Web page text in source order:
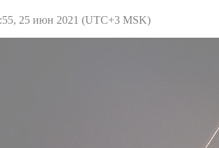
25 июн 2021 (UTC+3 MSK)